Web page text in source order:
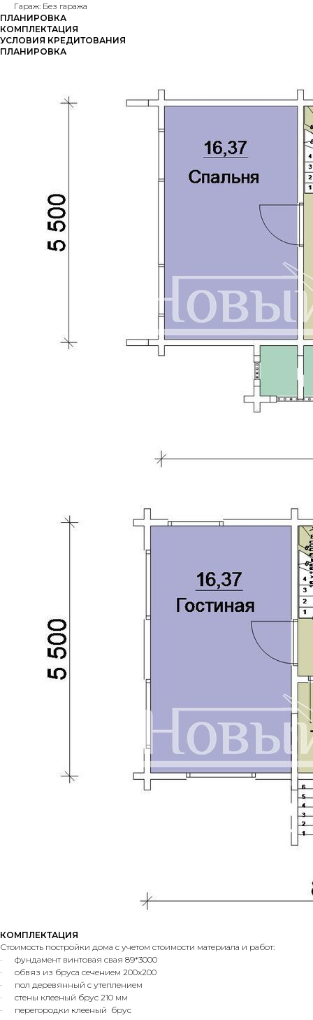
Гараж: Без гаража
ПЛАНИРОВКА
КОМПЛЕКТАЦИЯ
УСЛОВИЯ КРЕДИТОВАНИЯ
ПЛАНИРОВКА
КОМПЛЕКТАЦИЯ
Стоимость постройки дома с учетом стоимости материала и работ:
· фундамент винтовая свая 89*3000
· обвяз из бруса сечением 200х200
· пол деревянный с утеплением
· стены клееный брус 210 мм
· перегородки клееный брус